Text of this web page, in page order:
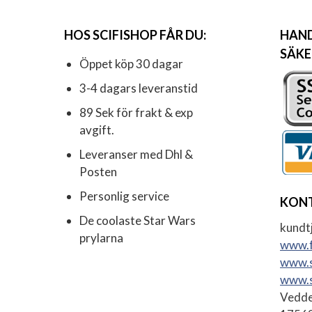
HOS SCIFISHOP FÅR DU:
Öppet köp 30 dagar
3-4 dagars leveranstid
89 Sek för frakt & exp
avgift.
Leveranser med Dhl &
Posten
Personlig service
De coolaste Star Wars
prylarna